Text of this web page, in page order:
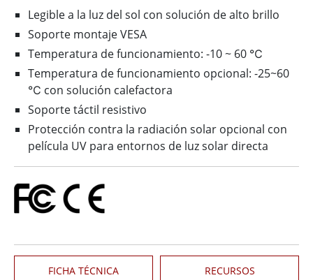
Legible a la luz del sol con solución de alto brillo
Soporte montaje VESA
Temperatura de funcionamiento: -10 ~ 60 ℃
Temperatura de funcionamiento opcional: -25~60
℃ con solución calefactora
Soporte táctil resistivo
Protección contra la radiación solar opcional con
película UV para entornos de luz solar directa
FICHA TÉCNICA RECURSOS